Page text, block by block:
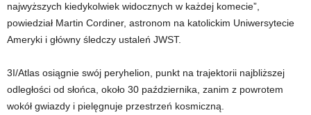
najwyższych kiedykolwiek widocznych w każdej komecie”,
powiedział Martin Cordiner, astronom na katolickim Uniwersytecie
Ameryki i główny śledczy ustaleń JWST.
3I/Atlas osiągnie swój peryhelion, punkt na trajektorii najbliższej
odległości od słońca, około 30 października, zanim z powrotem
wokół gwiazdy i pielęgnuje przestrzeń kosmiczną.